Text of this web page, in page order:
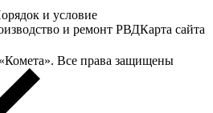
и условие
и ремонт РВДКарта сайта
Все права защищены